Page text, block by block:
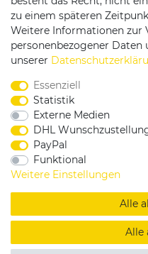
Service & Kontakt
Rufen Sie uns an
0375 - 21459172
Widerrufsrecht |
Copyright
DESIGNED
zu einem späteren
Weitere Informationen zur
personenbezogener
unserer
Essenziell
Statistik
Externe Medien
DHL
PayPal
Funktional
Weitere Einstellungen
Alle
Alle